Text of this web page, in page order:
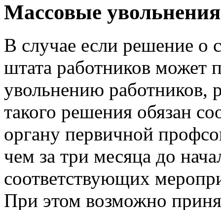
Массовые увольнения
В случае если решение о
штата работников может
увольнению работников,
такого решения обязан
органу первичной
чем за три месяца до
соответствующих
При этом возможно